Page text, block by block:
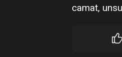
camat,